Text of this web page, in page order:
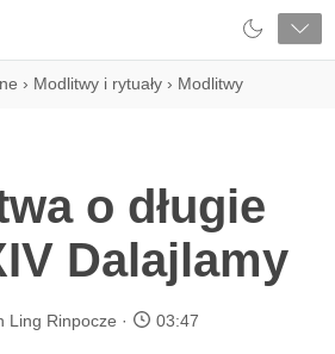
› Modlitwy i rytuały › Modlitwy
o długie
Dalajlamy
Ling Rinpocze 03:47